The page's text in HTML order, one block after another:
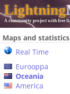
Lightning
A community project with free
Maps and statistics
Real Time
Eurooppa
Oceania
America